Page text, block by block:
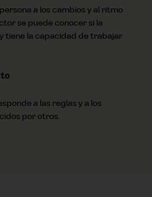
a los cambios y al ritmo
se puede conocer si la
tiene la capacidad de trabajar
a las reglas y a los
por otros.